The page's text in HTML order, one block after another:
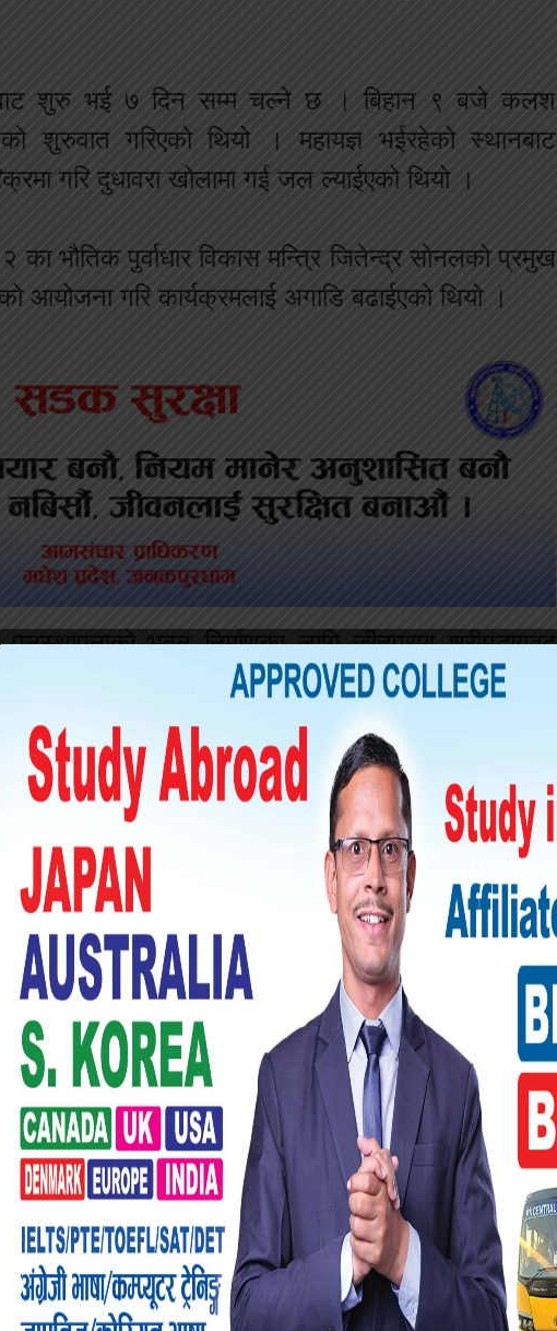
शुरु भई ७ दिन सम्म चल्ने छ । बिहान ९ बजे कलश
शुरुवात गरिएको थियो । महायज्ञ भईरहेको स्थानबाट
गरि दुधावरा खोलामा गई जल ल्याईएको थियो ।
भौतिक पुर्वाधार विकास मन्त्रि जितेन्द्र सोनलको प्रमुख
आयोजना गरि कार्यक्रमलाई अगाडि बढाईएको थियो ।
भवन निर्माणका लागि जीतपुरमा श्रीमद्भागवद
कोरोनाको माहामारीलाई मध्य नजर गर्दै स्वास्थ्य
अध्यक्ष दाहालको भनाई छ ।
गरेको श्रीमद्भागवद ज्ञान महायज्ञमा गरु सुदर्शण चालिसेले